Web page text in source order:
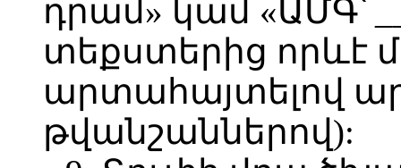
դրամ» կամ «ԱՄԳ՝
տեքստերից որևէ
արտահայտելով
թվանշաններով):